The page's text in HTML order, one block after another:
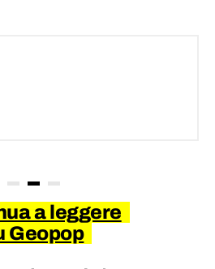
a leggere
Geopop